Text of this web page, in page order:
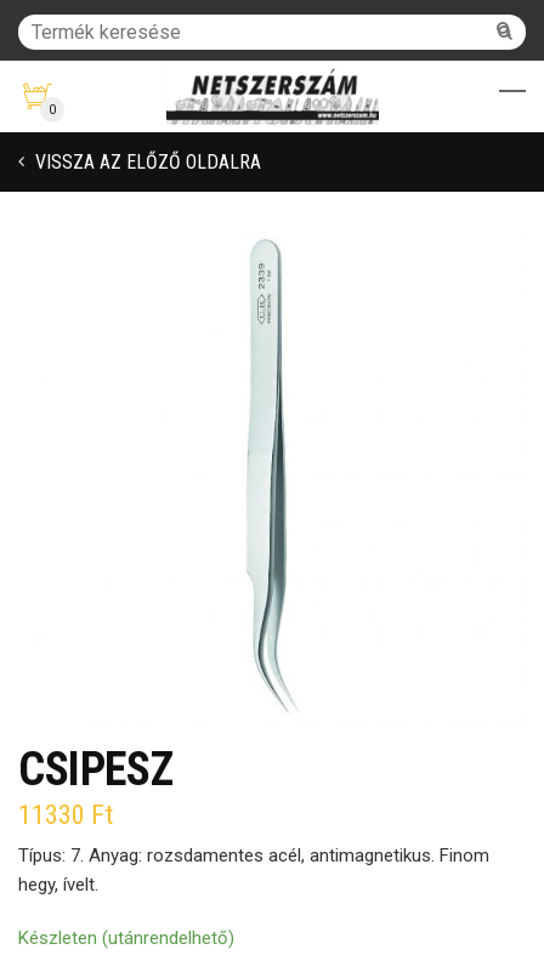
0
VISSZA AZ ELŐZŐ OLDALRA
CSIPESZ
11330 Ft
Típus: 7. Anyag: rozsdamentes acél, antimagnetikus. Finom
hegy, ívelt.
Készleten (utánrendelhető)